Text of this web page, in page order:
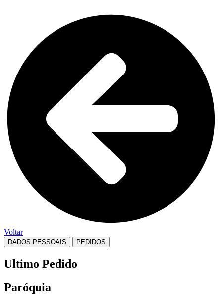
Voltar
DADOS PESSOAIS PEDIDOS
Ultimo Pedido
Paróquia